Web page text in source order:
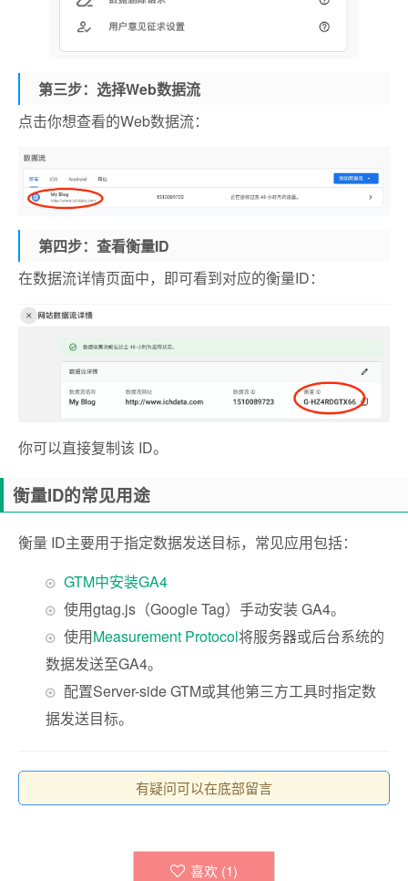
第三步：选择Web数据流
点击你想查看的Web数据流：
第四步：查看衡量ID
在数据流详情页面中，即可看到对应的衡量ID：
你可以直接复制该 ID。
衡量ID的常见用途
衡量 ID主要用于指定数据发送目标，常见应用包括：
GTM中安装GA4
使用gtag.js（Google Tag）手动安装 GA4。
使用Measurement Protocol将服务器或后台系统的
数据发送至GA4。
配置Server-side GTM或其他第三方工具时指定数
据发送目标。
有疑问可以在底部留言
喜欢 (1)